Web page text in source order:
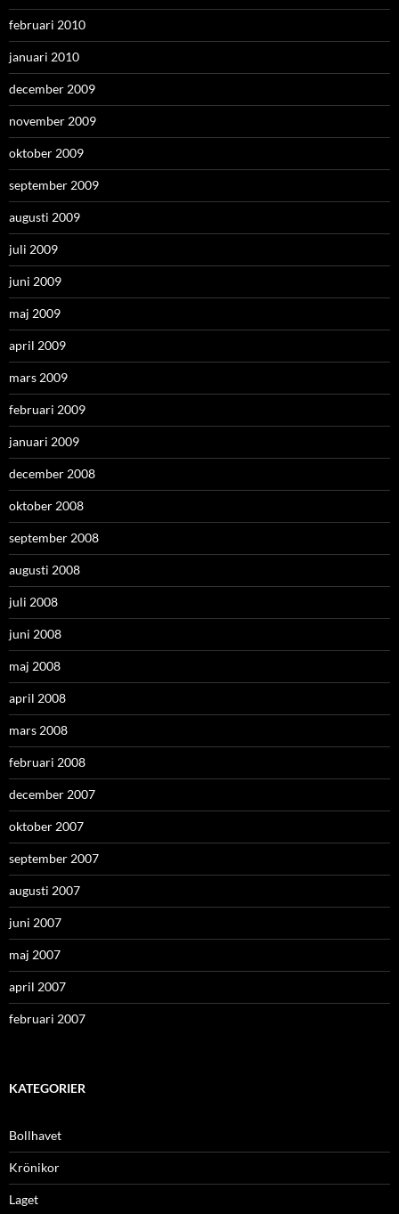
februari 2010
januari 2010
december 2009
november 2009
oktober 2009
september 2009
augusti 2009
juli 2009
juni 2009
maj 2009
april 2009
mars 2009
februari 2009
januari 2009
december 2008
oktober 2008
september 2008
augusti 2008
juli 2008
juni 2008
maj 2008
april 2008
mars 2008
februari 2008
december 2007
oktober 2007
september 2007
augusti 2007
juni 2007
maj 2007
april 2007
februari 2007
KATEGORIER
Bollhavet
Krönikor
Laget